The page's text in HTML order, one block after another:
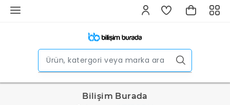
Bilişim Burada